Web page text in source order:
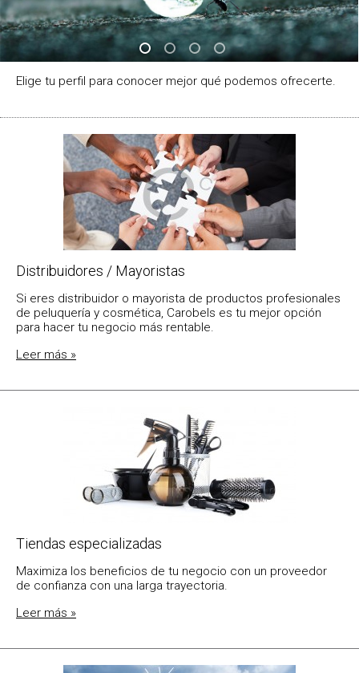
Elige tu perfil para conocer mejor qué podemos ofrecerte.
Distribuidores / Mayoristas
Si eres distribuidor o mayorista de productos profesionales
de peluquería y cosmética, Carobels es tu mejor opción
para hacer tu negocio más rentable.
Leer más »
Tiendas especializadas
Maximiza los beneficios de tu negocio con un proveedor
de confianza con una larga trayectoria.
Leer más »